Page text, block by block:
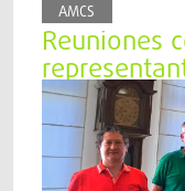
AMCS
Reuniones